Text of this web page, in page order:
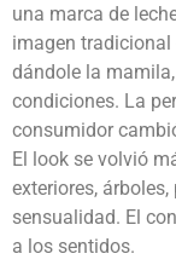
una marca de
imagen
dándole la
condiciones. La
consumidor
El look se volvió
exteriores,
sensualidad. El
a los sentidos.